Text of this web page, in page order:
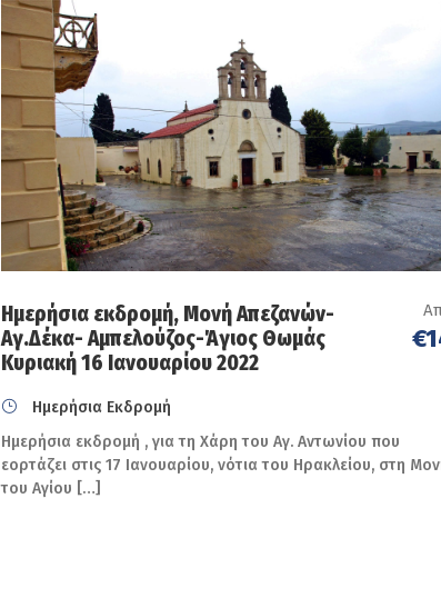
Ημερήσια εκδρομή, Μονή Απεζανών-
Αγ.Δέκα- Αμπελούζος-Άγιος Θωμάς
Κυριακή 16 Ιανουαρίου 2022
Ημερήσια Εκδρομή
Ημερήσια εκδρομή , για τη Χάρη του Αγ. Αντωνίου που
εορτάζει στις 17 Ιανουαρίου, νότια του Ηρακλείου, στη
του Αγίου […]